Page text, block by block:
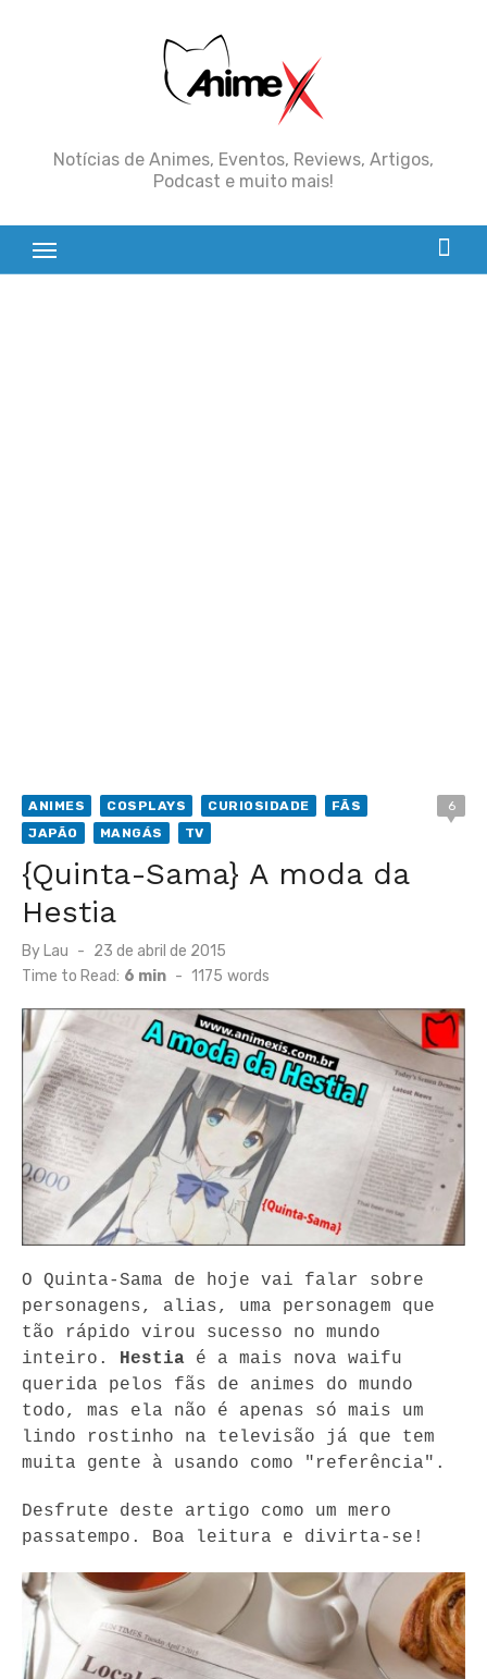
Notícias de Animes, Eventos, Reviews, Artigos,
Podcast e muito mais!
ANIMES COSPLAYS CURIOSIDADE
FÃS
JAPÃO
MANGÁS TV
6
{Quinta-Sama} A moda da
Hestia
By Lau
Posted
on
23 de abril de 2015
Time to Read: 6 min - 1175 words
O Quinta-Sama de hoje vai falar sobre
personagens, alias, uma personagem que
tão rápido virou sucesso no mundo
inteiro.
Hestia é a mais nova waifu
querida pelos fãs de animes do mundo
todo, mas ela não é apenas só mais um
lindo rostinho na televisão já que tem
muita gente à usando como "referência".
Desfrute deste artigo como um mero
passatempo. Boa leitura e divirta-se!